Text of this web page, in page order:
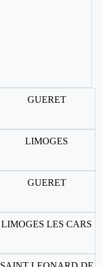
GUERET
LIMOGES
GUERET
LIMOGES LES CARS